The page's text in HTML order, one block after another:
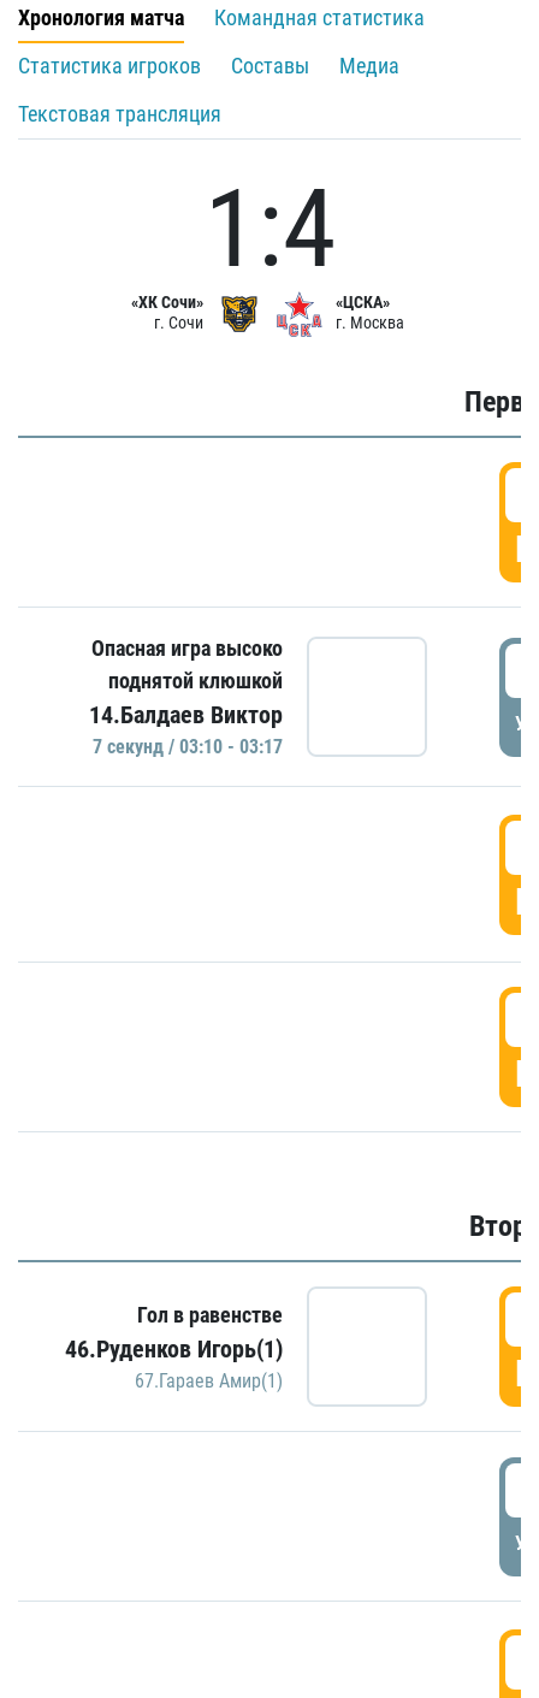
Хронология матча
Командная статистика
Статистика игроков
Составы
Медиа
Текстовая трансляция
«ХК Сочи»
г. Сочи
1:4
«ЦСКА»
г. Москва
Опасная игра высоко
поднятой клюшкой
14.Балдаев Виктор
7 секунд / 03:10 - 03:17
Гол в равенстве
46.Руденков Игорь(1)
67.Гараев Амир(1)